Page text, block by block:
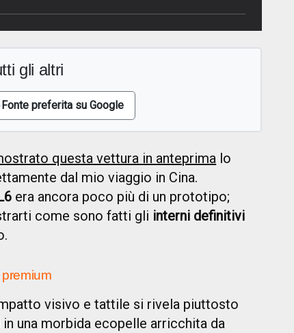
gli altri
Fonte preferita su Google
questa vettura in anteprima lo
dal mio viaggio in Cina.
era ancora poco più di un prototipo;
come sono fatti gli interni definitivi
visivo e tattile si rivela piuttosto
una morbida ecopelle arricchita da